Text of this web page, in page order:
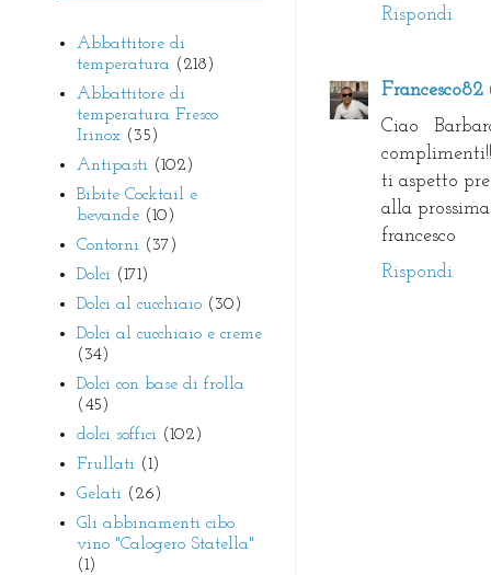
Rispondi
Francesco82
Ciao
ti aspetto
alla
francesco
Rispondi
Abbattitore di
temperatura (218)
Abbattitore di
temperatura Fresco
Irinox (35)
Antipasti (102)
Bibite Cocktail e
bevande (10)
Contorni (37)
Dolci (171)
Dolci al cucchiaio (30)
Dolci al cucchiaio e creme
(34)
Dolci con base di frolla
(45)
dolci soffici (102)
Frullati (1)
Gelati (26)
Gli abbinamenti cibo
vino "Calogero Statella"
(1)